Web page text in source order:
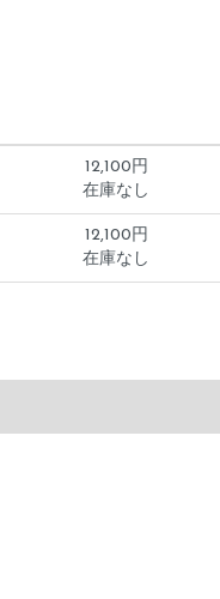
12,100円
在庫なし
12,100円
在庫なし